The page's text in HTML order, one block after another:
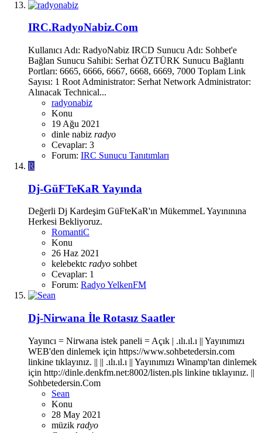
IRC.RadyoNabiz.Com
Kullanıcı Adı: RadyoNabiz IRCD Sunucu Adı: Sohbet'e
Bağlan Sunucu Sahibi: Serhat ÖZTÜRK Sunucu Bağlantı
Portları: 6665, 6666, 6667, 6668, 6669, 7000 Toplam Link
Sayısı: 1 Root Administrator: Serhat Network Administrator:
Alınacak Technical...
radyonabiz
Konu
19 Ağu 2021
dinle nabiz radyo
Cevaplar: 3
Forum: IRC Sunucu Tanıtımları
R
Dj-GüFTeKaR Yayında
Değerli Dj Kardeşim GüFteKaR'ın MükemmeL Yayınınına
Herkesi Bekliyoruz.
RomantiC
Konu
26 Haz 2021
kelebektc radyo sohbet
Cevaplar: 1
Forum: Radyo YelkenFM
Dj-Nirwana İle Rotasız Saatler
Yayıncı = Nirwana istek paneli = Açık | .ılı.ıl.ı || Yayınımızı
WEB'den dinlemek için https://www.sohbetedersin.com
linkine tıklayınız. || || .ılı.ıl.ı || Yayınımızı Winamp'tan dinlemek
için http://dinle.denkfm.net:8002/listen.pls linkine tıklayınız. ||
Sohbetedersin.Com
Sean
Konu
28 May 2021
müzik radyo